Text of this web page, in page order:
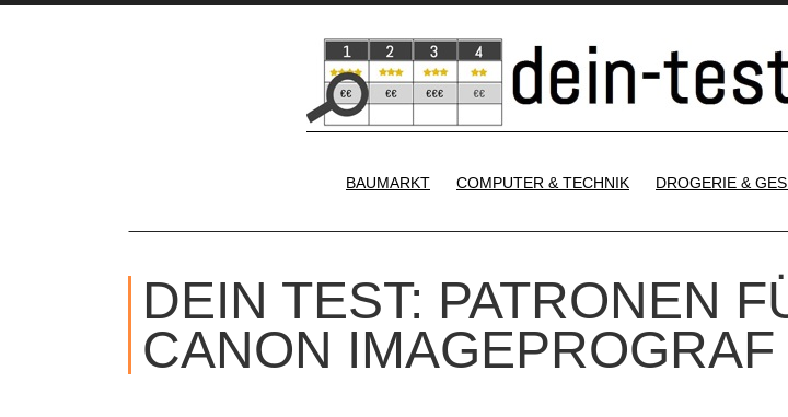
BAUMARKT
COMPUTER & TECHNIK DROGERIE &
DEIN TEST: PATRONEN
CANON